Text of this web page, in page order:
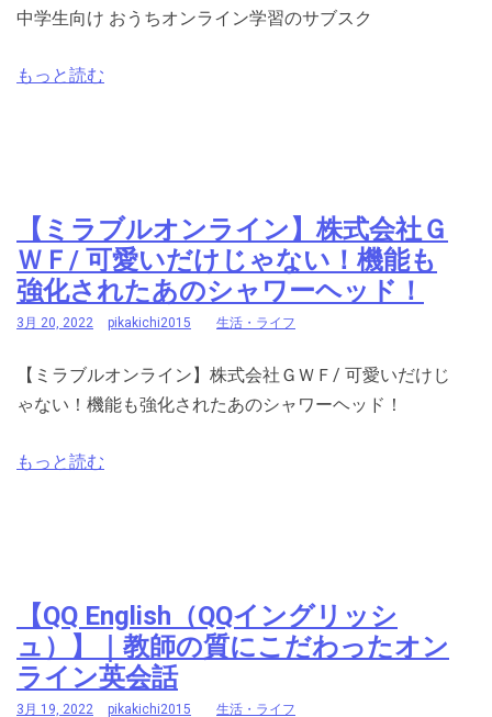
中学生向け おうちオンライン学習のサブスク
もっと読む
【ミラブルオンライン】株式会社Ｇ
ＷＦ/ 可愛いだけじゃない！機能も
強化されたあのシャワーヘッド！
3月 20, 2022 pikakichi2015 生活・ライフ
【ミラブルオンライン】株式会社ＧＷＦ/ 可愛いだけじ
ゃない！機能も強化されたあのシャワーヘッド！
もっと読む
【QQ English（QQイングリッシ
ュ）】｜教師の質にこだわったオン
ライン英会話
3月 19, 2022 pikakichi2015 生活・ライフ